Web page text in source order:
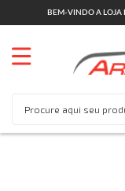
BEM-VINDO A LOJA